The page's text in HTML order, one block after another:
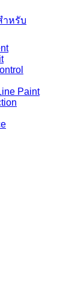
ำหรับ
Paint